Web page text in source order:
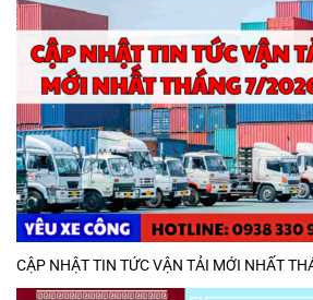
CẬP NHẬT TIN TỨC VẬN TẢI MỚI NHẤT